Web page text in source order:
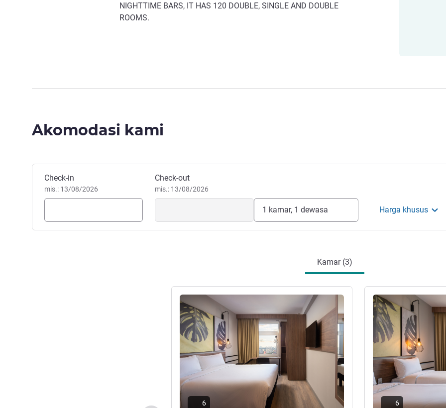
NIGHTTIME BARS, IT HAS 120 DOUBLE, SINGLE AND DOUBLE
ROOMS.
Akomodasi kami
Pesan hotel ini
Check-in
mis.: 13/08/2026
Check-out
mis.: 13/08/2026
1 kamar, 1 dewasa Harga khusus
Kamar (3)
Lihat detail
6
Lihat detail
6